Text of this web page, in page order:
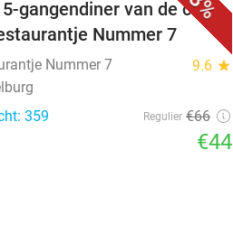
gangendiner van de chef
Nummer 7
Nummer 7 9.6 star
359
Regulier €66
€44